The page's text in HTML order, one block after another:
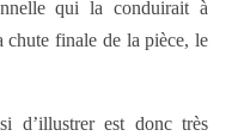
qui la conduirait à
chute finale de la pièce, le
d’illustrer est donc très